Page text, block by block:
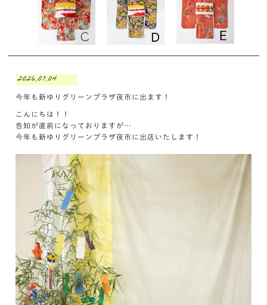
2026.07.04
今年も新ゆりグリーンプラザ夜市に出ます！
こんにちは！！
告知が直前になっておりますが…
今年も新ゆりグリーンプラザ夜市に出店いたします！